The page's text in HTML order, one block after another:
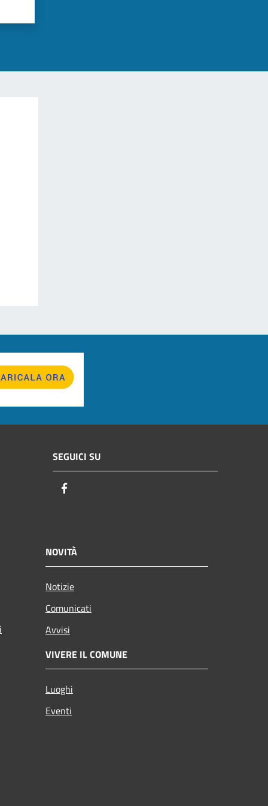
SEGUICI SU
NOVITÀ
Notizie
Comunicati
Avvisi
VIVERE IL COMUNE
Luoghi
Eventi